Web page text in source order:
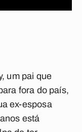
um pai que
fora do país,
ex-esposa
está